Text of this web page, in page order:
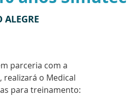
ALEGRE
parceria com a
realizará o Medical
para treinamento: